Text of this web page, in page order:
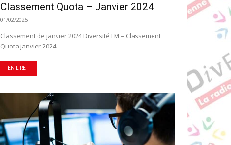
Classement Quota – Janvier 2024
01/02/2025
Classement de janvier 2024 Diversité FM – Classement
EN LIRE +